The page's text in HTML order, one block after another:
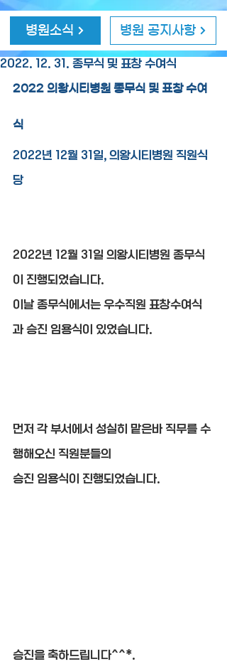
병원소식 병원 공지사항
2022. 12. 31. 종무식 및 표창 수여식
2022 의왕시티병원 종무식 및 표창 수여
식
2022년 12월 31일, 의왕시티병원 직원식
당
2022년 12월 31일 의왕시티병원 종무식
이 진행되었습니다.
이날 종무식에서는 우수직원 표창수여식
과 승진 임용식이 있었습니다.
먼저 각 부서에서 성실히 맡은바 직무를 수
행해오신 직원분들의
승진 임용식이 진행되었습니다.
승진을 축하드립니다^^*.